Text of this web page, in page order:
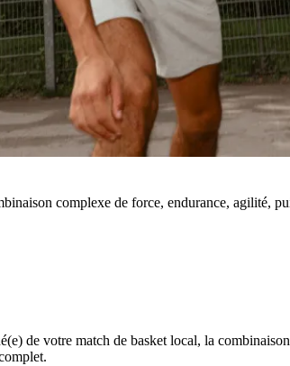
complexe de force, endurance, agilité,
de votre match de basket local, la